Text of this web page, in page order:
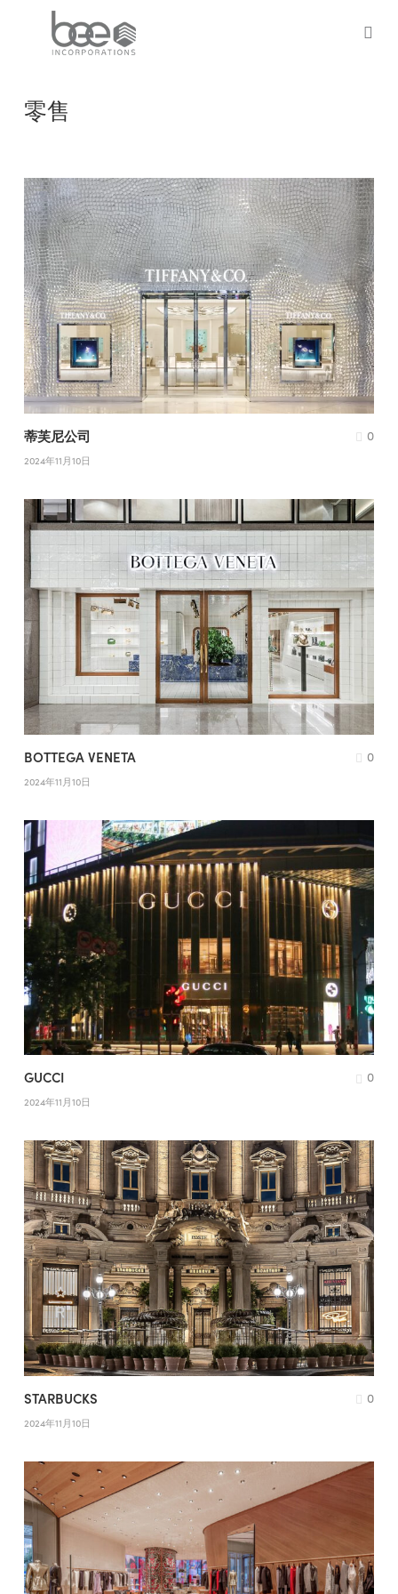
零售
蒂芙尼公司
2024年11月10日
0
BOTTEGA VENETA
2024年11月10日
0
GUCCI
2024年11月10日
0
STARBUCKS
2024年11月10日
0